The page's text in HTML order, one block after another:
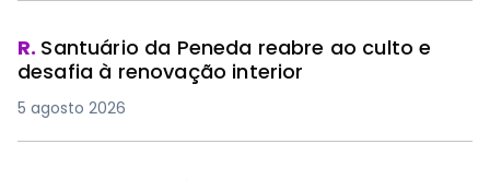
R. Santuário da Peneda reabre ao culto e
desafia à renovação interior
5 agosto 2026